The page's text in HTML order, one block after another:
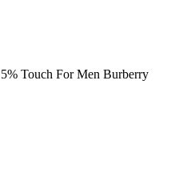
Touch For Men Burberry